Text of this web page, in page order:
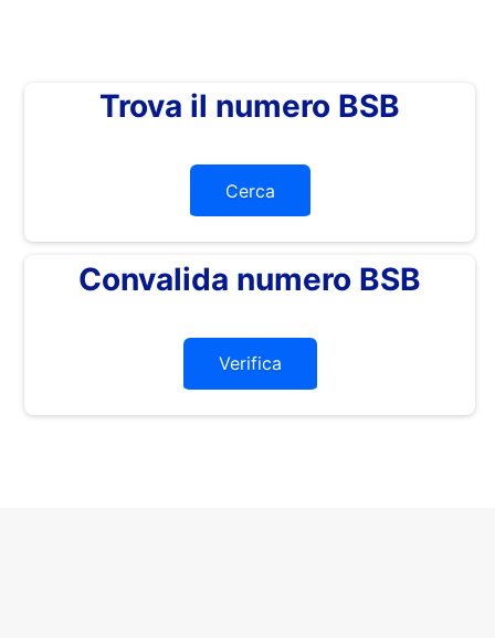
Trova il numero BSB
Cerca
Convalida numero BSB
Verifica